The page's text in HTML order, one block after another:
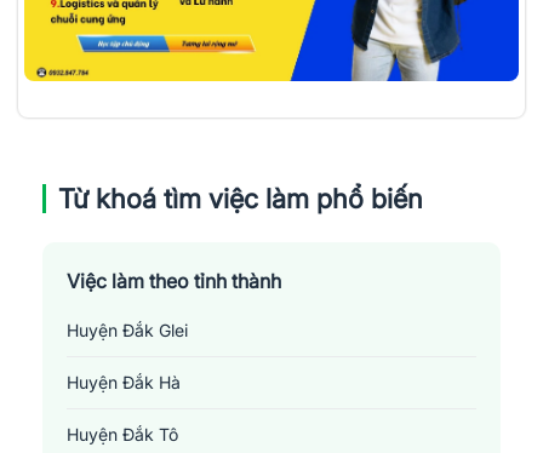
Từ khoá tìm việc làm phổ biến
Việc làm theo tỉnh thành
Huyện Đắk Glei
Huyện Đắk Hà
Huyện Đắk Tô